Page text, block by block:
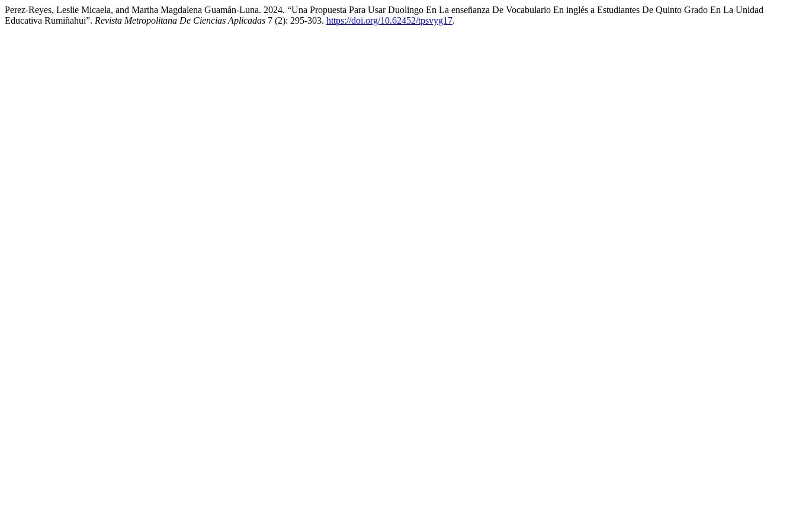
Perez-Reyes, Leslie Micaela, and Martha Magdalena Guamán-Luna. 2024. “Una Propuesta Para Usar Duolingo En La enseñanza De Vocabulario En inglés a Estudiantes De Quinto Grado En La Unidad
Educativa Rumiñahui”. Revista Metropolitana De Ciencias Aplicadas 7 (2): 295-303. https://doi.org/10.62452/tpsvyg17.